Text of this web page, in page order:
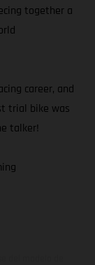
together a
career, and
trial bike was
talker!